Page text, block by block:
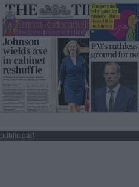
publicidad